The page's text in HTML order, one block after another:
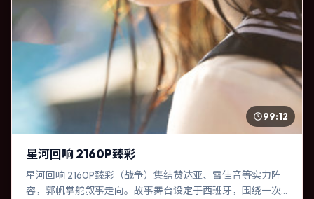
99:12
星河回响 2160P臻彩
星河回响 2160P臻彩（战争）集结赞达亚、雷佳音等实力阵
容，郭帆掌舵叙事走向。故事舞台设定于西班牙，围绕一次